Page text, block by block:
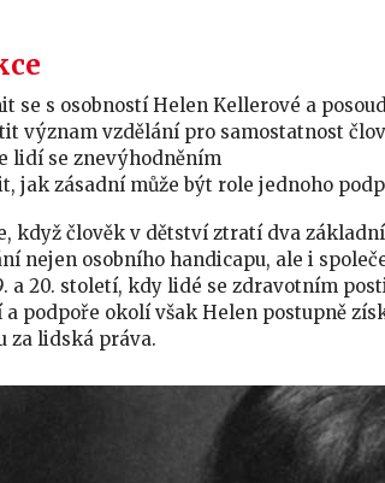
se s osobností Helen Kellerové a
význam vzdělání pro samostatnost
lidí se znevýhodněním
jak zásadní může být role jednoho
když člověk v dětství ztratí dva
nejen osobního handicapu, ale i
a 20. století, kdy lidé se zdravotním
a podpoře okolí však Helen postupně
za lidská práva.